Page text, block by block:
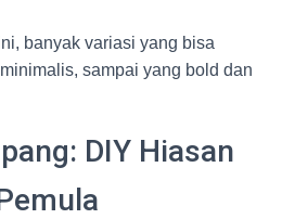
banyak variasi yang bisa
sampai yang bold dan
DIY Hiasan